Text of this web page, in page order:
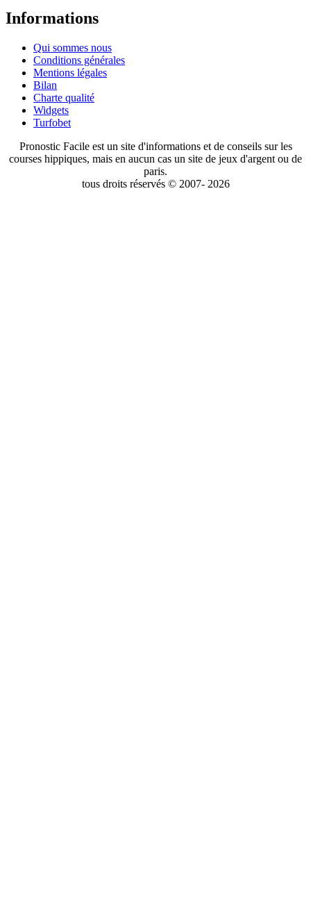
Informations
Qui sommes nous
Conditions générales
Mentions légales
Bilan
Charte qualité
Widgets
Turfobet
Pronostic Facile est un site d'informations et de conseils sur les
courses hippiques, mais en aucun cas un site de jeux d'argent ou de
paris.
tous droits réservés © 2007- 2026